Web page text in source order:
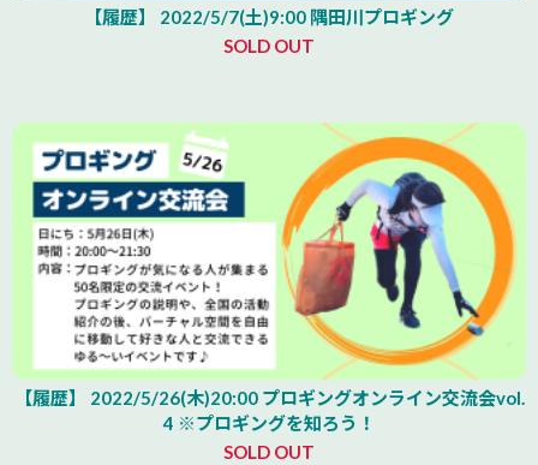
【履歴】 2022/5/7(土)9:00 隅田川プロギング
SOLD OUT
【履歴】 2022/5/26(木)20:00 プロギングオンライン交流会vol.
4 ※プロギングを知ろう！
SOLD OUT